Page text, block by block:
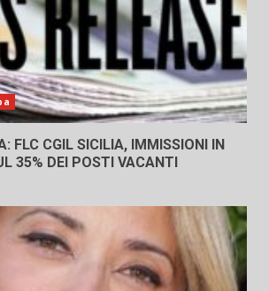
FLC CGIL SICILIA, IMMISSIONI IN
35% DEI POSTI VACANTI